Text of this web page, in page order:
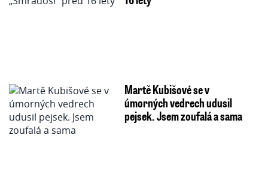
Martě Kubišové se v
úmorných vedrech udusil
pejsek. Jsem zoufalá a sama